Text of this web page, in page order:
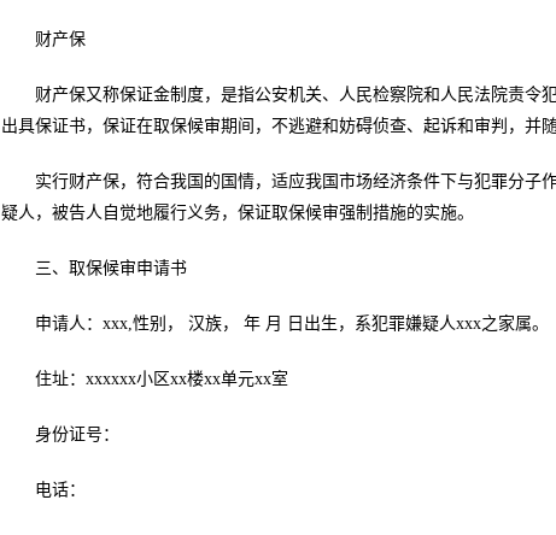
财产保
财产保又称保证金制度，是指公安机关、人民检察院和人民法院责令
出具保证书，保证在取保候审期间，不逃避和妨碍侦查、起诉和审判，并
实行财产保，符合我国的国情，适应我国市场经济条件下与犯罪分子
疑人，被告人自觉地履行义务，保证取保候审强制措施的实施。
三、取保候审申请书
申请人：xxx,性别， 汉族， 年 月 日出生，系犯罪嫌疑人xxx之家属。
住址：xxxxxx小区xx楼xx单元xx室
身份证号：
电话：